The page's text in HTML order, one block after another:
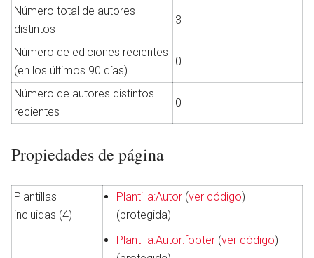
Número total de autores
distintos
3
Número de ediciones recientes
(en los últimos 90 días)
0
Número de autores distintos
recientes
0
Propiedades de página
Plantillas
incluidas (4)
Plantilla:Autor (ver código)
(protegida)
Plantilla:Autor:footer (ver código)